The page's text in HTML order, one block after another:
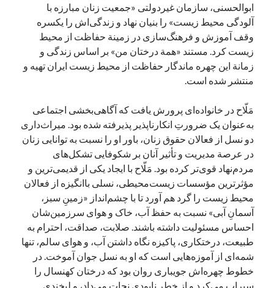
ابوالحسنی، سازمان غیردولتی «جمعیت زنان مبارزه با
آلودگی محیط زیست» را بنیان نهاد و زندگی‌اش را یکسره
وقف آموزش و فرهنگ‌سازی در زمینة حفاظت از محیط
زیست کرد. مستند «همة درختان من» بر اساس زندگی و
زمانة این چهره ماندگار حفاظت از محیط زیست ایران تهیه و
منتشر شده است.
مَلّاح در خانواده‌ای پرورش یافت که آگاهی‌بخشی اجتماعی
به‌عنوان یک ضرورتِ انکارناپذیر پذیرفته شده بود. میراث‌داری
دو نسل از فعالان حقوق زنان، باور او را نسبت به توانایی زنان
در عرصة مدیریت و تأثیر آنان بر شکوفایی تشکل‌های
مردم‌نهاد قوی‌تر کرده بود. مَلّاح با ایجاد یکی از قدیمی‌ترین و
مؤثرترین مؤسسات زیست‌محیطی، نسلی باانگیزه از فعالان
محیط زیست را گرد هم آورد تا با چشم‌انداز «زمینِ سبز،
آسمانِ آبی» نسبت به حفظ آب، خاک و هوای سرزمین‌شان
احساس مسئولیت داشته باشند. صلابت، صداقت، احترام به
طبیعت، درختکاری، پاکیزه نگاه داشتن آب، و هوای سالم، تنها
شمه‌ای از آموزه‌هایی است که او به نسل جوان آموخت. در
خطوط چهره‌اش جویباری روان بود که درختان کهنسال را
سیراب می‌کرد و از خطر نابودی نجات می‌داد، و لبخندی